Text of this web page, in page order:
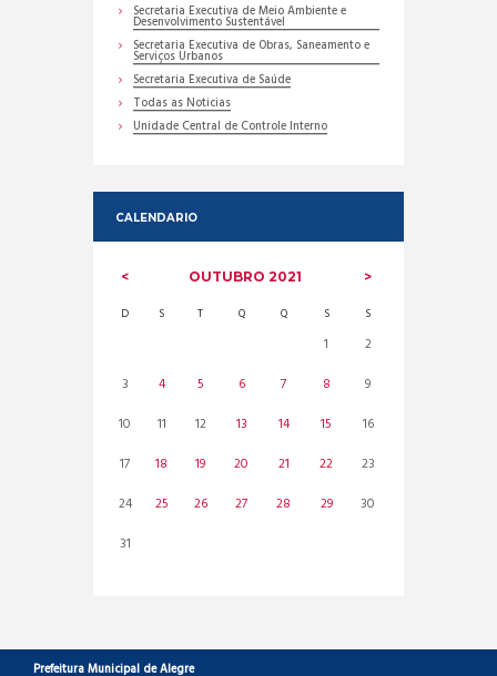
Secretaria Executiva de Meio Ambiente e
Desenvolvimento Sustentável
Secretaria Executiva de Obras, Saneamento e
Serviços Urbanos
Secretaria Executiva de Saúde
Todas as Noticias
Unidade Central de Controle Interno
CALENDARIO
OUTUBRO2021
D S T Q Q S S
1
2
3
4 5 6 7 8
9
10
11 12 13 14 15
16
17
18 19 20 21 22
23
24
25 26 27 28 29
30
31
Prefeitura Municipal de Alegre